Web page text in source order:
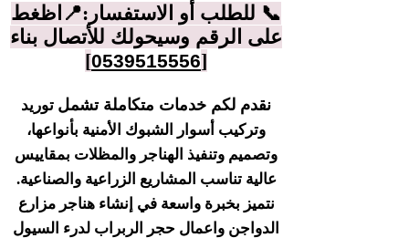
📞 للطلب أو الاستفسار:📍اظغط
على الرقم وسيحولك للأتصال بناء
[
0539515556
]
نقدم لكم خدمات متكاملة تشمل توريد
وتركيب أسوار الشبوك الأمنية بأنواعها،
وتصميم وتنفيذ الهناجر والمظلات بمقاييس
عالية تناسب المشاريع الزراعية والصناعية.
نتميز بخبرة واسعة في إنشاء هناجر مزارع
الدواجن واعمال حجر الربراب لدرء السيول